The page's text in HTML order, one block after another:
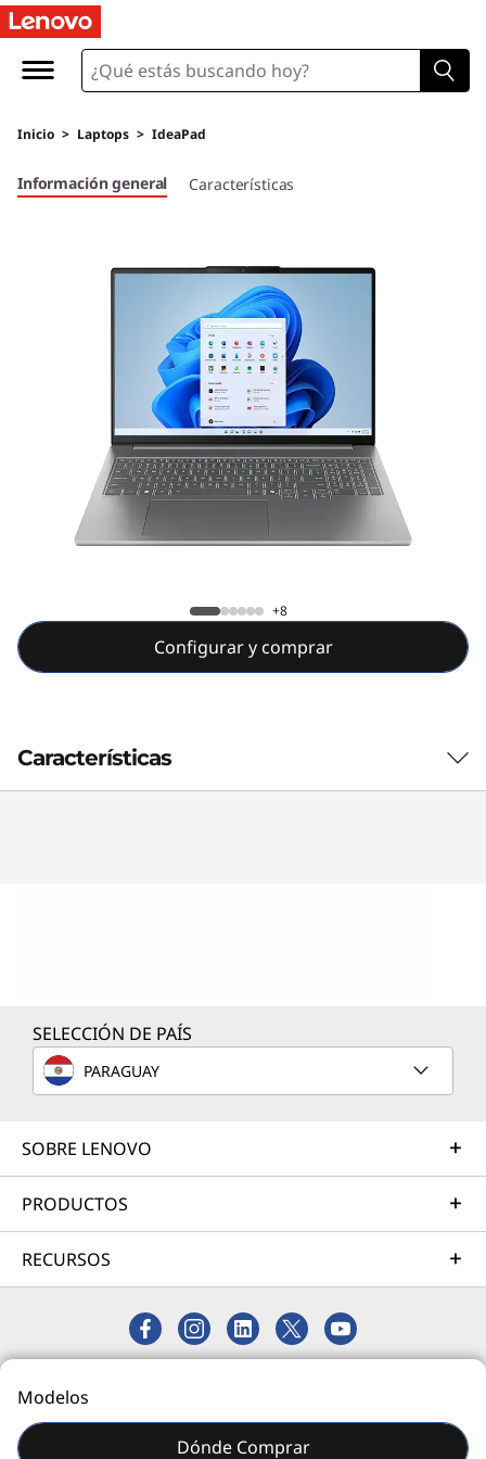
Inicio > Laptops > IdeaPad
Información general Características
+8
Configurar y comprar
Características
Revoluciona la informática con IA de
Esta no es solo otra PC: es un dispositivo
revolucionario. Equipada con procesadores
Intel® Core™ Ultra serie H y una unidad de
operaciones por segundo (TOPS), IdeaPad Pro
por IA, se sintoniza con tus necesidades, sabe
cuándo estás cerca y mantiene tus datos
SELECCIÓN DE PAÍS
PARAGUAY
SOBRE LENOVO
PRODUCTOS
RECURSOS
Modelos
Dónde Comprar